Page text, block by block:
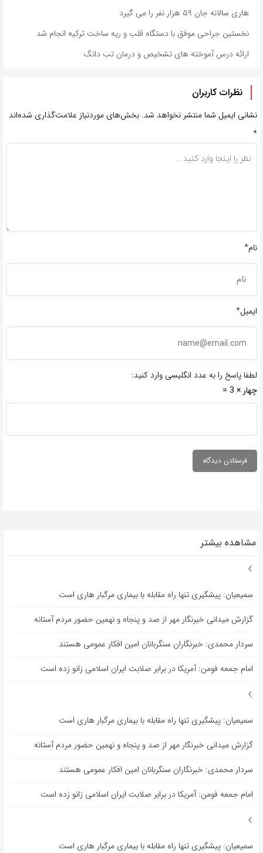
هاری سالانه جان ۵۹ هزار نفر را می گیرد
نخستین جراحی موفق با دستگاه قلب و ریه ساخت ترکیه انجام شد
ارائه درس آموخته های تشخیص و درمان تب دانگ
نظرات کاربران
نشانی ایمیل شما منتشر نخواهد شد. بخش‌های موردنیاز علامت‌گذاری شده‌اند
*
نام*
ایمیل*
لطفا پاسخ را به عدد انگلیسی وارد کنید:
چهار × 3 =
مشاهده بیشتر
سمیعیان: پیشگیری تنها راه مقابله با بیماری مرگبار هاری است
گزارش میدانی خبرنگار مهر از صد و پنجاه و نهمین حضور مردم آستانه
سردار محمدی: خبرنگاران سنگربانان امین افکار عمومی هستند
امام جمعه فومن: آمریکا در برابر صلابت ایران اسلامی زانو زده است
سمیعیان: پیشگیری تنها راه مقابله با بیماری مرگبار هاری است
گزارش میدانی خبرنگار مهر از صد و پنجاه و نهمین حضور مردم آستانه
سردار محمدی: خبرنگاران سنگربانان امین افکار عمومی هستند
امام جمعه فومن: آمریکا در برابر صلابت ایران اسلامی زانو زده است
سمیعیان: پیشگیری تنها راه مقابله با بیماری مرگبار هاری است